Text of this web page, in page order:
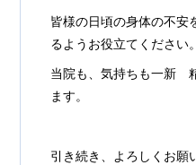
皆様の日頃の身体の不安
るようお役立てください。
当院も、気持ちも一新
ます。
引き続き、よろしくお願